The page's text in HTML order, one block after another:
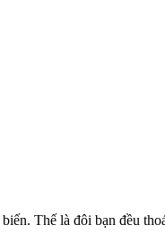
Thế là đôi bạn đều